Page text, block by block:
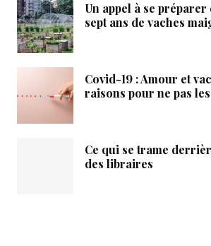
Un appel à se
sept ans de vaches
Covid-19 : Amour et
raisons pour ne pas
Ce qui se trame
des libraires